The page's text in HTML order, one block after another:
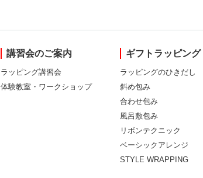
講習会のご案内
ラッピング講習会
体験教室・ワークショップ
ギフトラッピング
ラッピングのひきだし
斜め包み
合わせ包み
風呂敷包み
リボンテクニック
ベーシックアレンジ
STYLE WRAPPING